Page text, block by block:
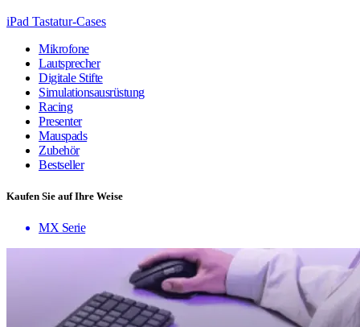
iPad Tastatur-Cases
Mikrofone
Lautsprecher
Digitale Stifte
Simulationsausrüstung
Racing
Presenter
Mauspads
Zubehör
Bestseller
Kaufen Sie auf Ihre Weise
MX Serie